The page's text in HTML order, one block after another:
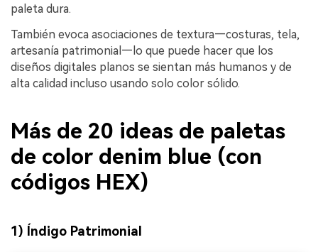
paleta dura.
También evoca asociaciones de textura—costuras, tela,
artesanía patrimonial—lo que puede hacer que los
diseños digitales planos se sientan más humanos y de
alta calidad incluso usando solo color sólido.
Más de 20 ideas de paletas
de color denim blue (con
códigos HEX)
1) Índigo Patrimonial